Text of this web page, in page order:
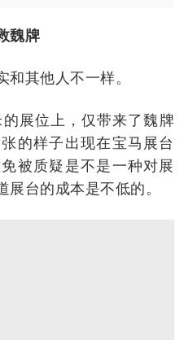
魏牌
其他人不一样。
展位上，仅带来了魏牌
的样子出现在宝马展台
被质疑是不是一种对展
台的成本是不低的。